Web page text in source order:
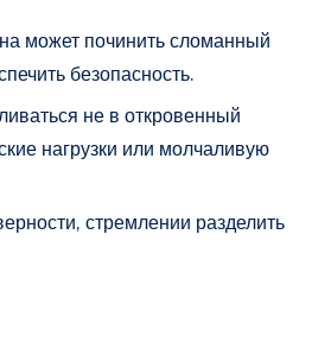
может починить сломанный
безопасность.
не в откровенный
нагрузки или молчаливую
стремлении разделить